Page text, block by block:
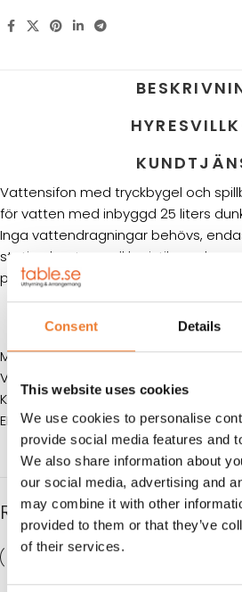
Consent Details
This website uses cookies
We use cookies to personalise
provide social media features and
We also share information about
our social media, advertising and
may combine it with other
provided to them or that they’ve
of their services.
Vattensifon med tryckbygel och
för vatten med inbyggd 25 liters
Inga vattendragningar behövs,
station hanterar all logistik med
publika evenemang.
MÅTT: B 85 cm L 50 cm H 109 cm
VOLYM: 25 liter/dunk
KAPACITET: 3,5 l/min
EL: 220V
RELATERADE PRODUKTER